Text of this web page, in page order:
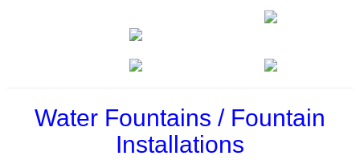
Water Fountains / Fountain
Installations